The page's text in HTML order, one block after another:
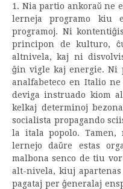
1. Nia partio ankoraŭ ne
lerneja programo kiu
programoj. Ni
principon de kulturo,
altnivela, kaj ni
ĝin vigle kaj energie. Ni
analfabeteco en Italio
deviga instruado kiom
kelkaj determinoj
socialista propagando
la itala popolo.
lernejo daŭre estas
malbona senco de tiu
alt-nivela, kiuj
pagataj per ĝeneralaj